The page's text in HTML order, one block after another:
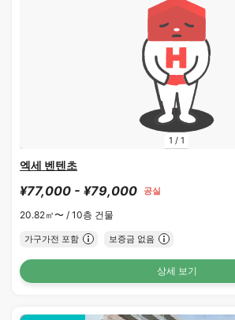
1 / 1
엑세 벤텐초
¥77,000 - ¥79,000 공실
20.82㎡〜 / 10층 건물
가구가전 포함 보증금 없음
상세 보기